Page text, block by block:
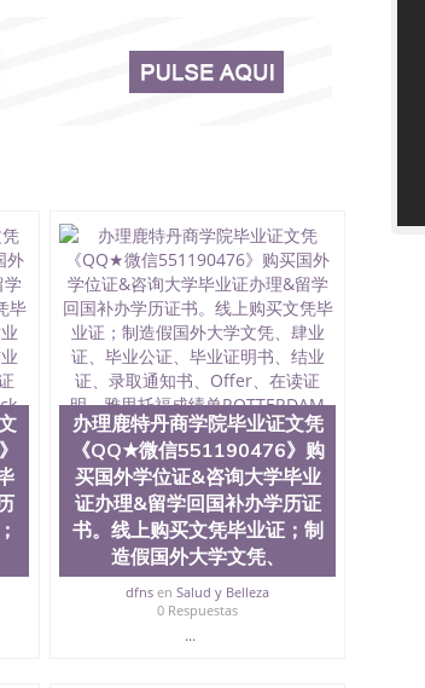
国外本科毕业证怎么办理
551190476哪里可以制作美国毕业证
毕业证551190476哪里可以办理加拿
哪里可以办理水印成绩单551190476
信551190476快速代办国外毕业证QQ
QQ微信551190476国外文凭回国认
回国证明QQ微信551190476爱尔兰留
上买文凭可靠吗QQ微信551190476买
国外大学文凭真制作QQ微信
QQ微信551190476办理国外毕业证价
交定金吗QQ微信551190476办国外可
士学位证书查询机构QQ微信
微信551190476海外文凭认证办理QQ
圣荷西州立大学”）成立于1857年，简
。位于圣何塞市San Jose中心，占地
高的就业率，全美名列前茅的毕业薪
志评选为全美50强公立综合性大学，
所在世界上享有学术地位、声誉、实
代表。其计算机系与会计系更是在当
界硅谷中心得到工作机会。许多硅
论是加州大学系统(UC)，还是加州
位置。 圣何塞州立大学座落于硅谷
约有学生三万人，超过134种学士学
办理鹿特丹商学院毕业证文凭
《QQ★微信551190476》购
买国外学位证&咨询大学毕业
证办理&留学回国补办学历证
书。线上购买文凭毕业证；制
造假国外大学文凭、
dfns enSalud y Belleza
0 Respuestas
...